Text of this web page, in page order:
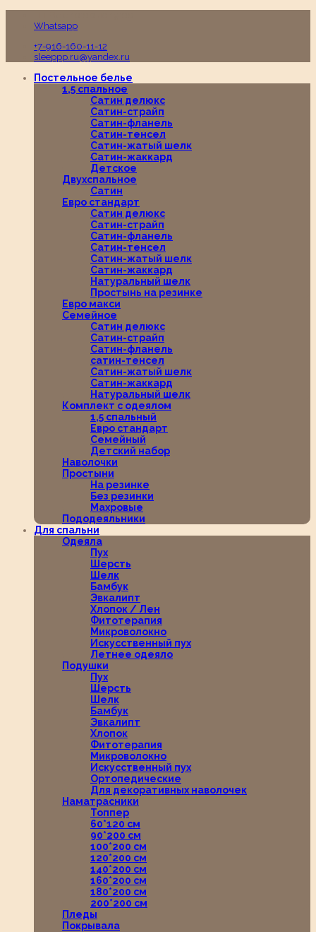
Whatsapp
+7-916-160-11-12
sleeppp.ru@yandex.ru
Постельное белье
1,5 спальное
Сатин делюкс
Сатин-страйп
Сатин-фланель
Сатин-тенсел
Сатин-жатый шелк
Сатин-жаккард
Детское
Двухспальное
Сатин
Евро стандарт
Сатин делюкс
Сатин-страйп
Сатин-фланель
Сатин-тенсел
Сатин-жатый шелк
Сатин-жаккард
Натуральный шелк
Простынь на резинке
Евро макси
Семейное
Сатин делюкс
Сатин-страйп
Сатин-фланель
сатин-тенсел
Сатин-жатый шелк
Сатин-жаккард
Натуральный шелк
Комплект с одеялом
1,5 спальный
Евро стандарт
Семейный
Детский набор
Наволочки
Простыни
На резинке
Без резинки
Махровые
Пододеяльники
Для спальни
Одеяла
Пух
Шерсть
Шелк
Бамбук
Эвкалипт
Хлопок / Лен
Фитотерапия
Микроволокно
Искусственный пух
Летнее одеяло
Подушки
Пух
Шерсть
Шелк
Бамбук
Эвкалипт
Хлопок
Фитотерапия
Микроволокно
Искусственный пух
Ортопедические
Для декоративных наволочек
Наматрасники
Топпер
60*120 см
90*200 см
100*200 см
120*200 см
140*200 см
160*200 см
180*200 см
200*200 см
Пледы
Покрывала